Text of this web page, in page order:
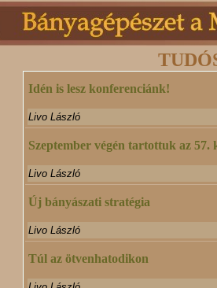
Idén is lesz konferenciánk!
Livo László
Szeptember végén tartottuk az 57.
Livo László
Új bányászati stratégia
Livo László
Túl az ötvenhatodikon